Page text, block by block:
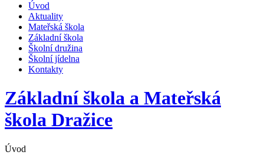
Úvod
Aktuality
Mateřská škola
Základní škola
Školní družina
Školní jídelna
Kontakty
Základní škola a Mateřská
škola Dražice
Úvod